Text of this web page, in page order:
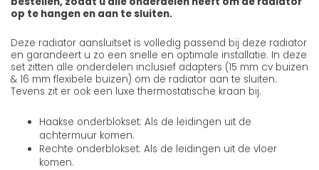
op te hangen en aan te sluiten.
Deze radiator aansluitset is volledig passend bij deze radiator
en garandeert u zo een snelle en optimale installatie. In deze
set zitten alle onderdelen inclusief adapters (15 mm cv buizen
& 16 mm flexibele buizen) om de radiator aan te sluiten.
Tevens zit er ook een luxe thermostatische kraan bij.
Haakse onderblokset: Als de leidingen uit de
achtermuur komen.
Rechte onderblokset: Als de leidingen uit de vloer
komen.